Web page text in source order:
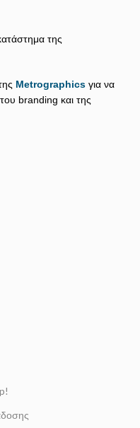
της
Metrographics για να
branding και της